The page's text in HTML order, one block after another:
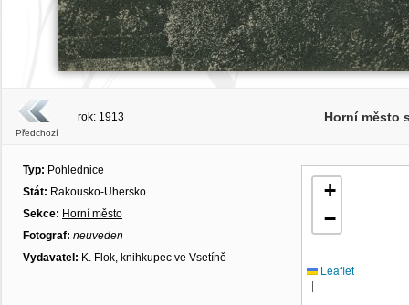
Předchozí
rok: 1913 Horní město
Typ: Pohlednice
Stát: Rakousko-Uhersko
Sekce: Horní město
Fotograf: neuveden
Vydavatel: K. Flok, knihkupec ve Vsetíně
+
−
Leaflet
|